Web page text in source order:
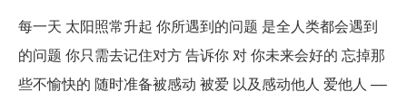
每一天 太阳照常升起 你所遇到的问题 是全人类都会遇到
的问题 你只需去记住对方 告诉你 对 你未来会好的 忘掉那
些不愉快的 随时准备被感动 被爱 以及感动他人 爱他人 ––